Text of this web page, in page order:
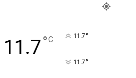
11.7°C 11.7°
11.7°